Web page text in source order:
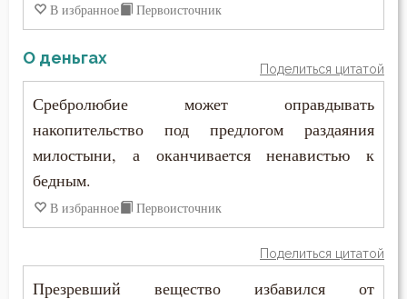
Утешение
Хула
Человек
Чистота
Чревоугодие
В избранное Первоисточник
О деньгах
Поделиться цитатой
Сребролюбие может оправдывать
накопительство под предлогом раздаяния
милостыни, а оканчивается ненавистью к
бедным.
В избранное Первоисточник
Поделиться цитатой
Презревший вещество избавился от